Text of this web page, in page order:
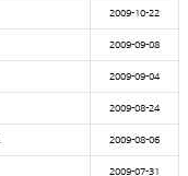
2009-10-22
2009-09-08
2009-09-04
2009-08-24
2009-08-06
2009-07-31